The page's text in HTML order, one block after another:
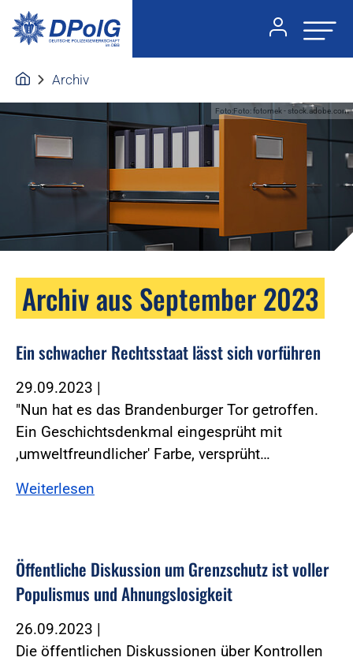
Archiv
Foto:Foto: fotomek - stock.adobe.com
Archiv aus September 2023
Ein schwacher Rechtsstaat lässt sich vorführen
29.09.2023 |
"Nun hat es das Brandenburger Tor getroffen.
Ein Geschichtsdenkmal eingesprüht mit
,umweltfreundlicher' Farbe, versprüht…
Weiterlesen
Öffentliche Diskussion um Grenzschutz ist voller
Populismus und Ahnungslosigkeit
26.09.2023 |
Die öffentlichen Diskussionen über Kontrollen